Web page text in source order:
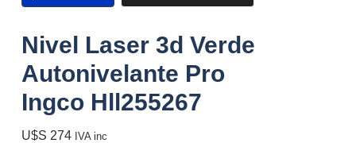
Nivel Laser 3d Verde
Autonivelante Pro
Ingco Hll255267
U$S 274 IVA inc